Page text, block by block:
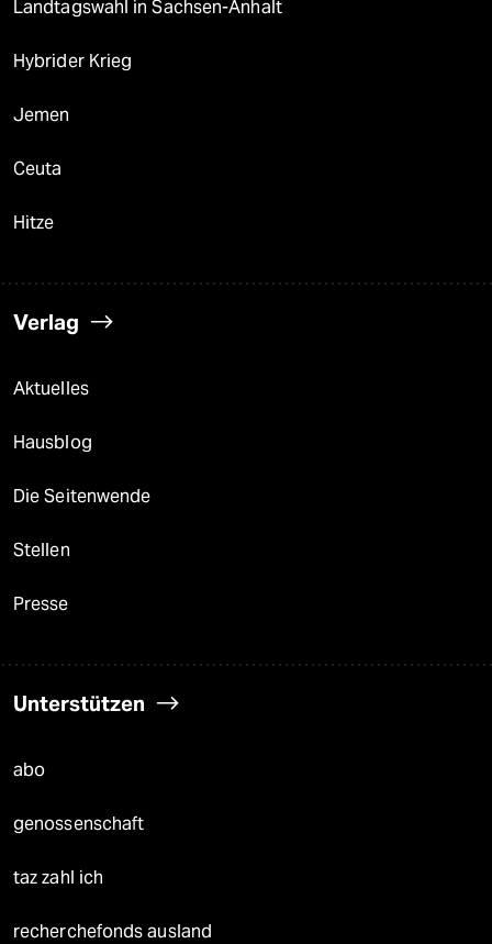
Landtagswahl in Sachsen-Anhalt
Hybrider Krieg
Jemen
Ceuta
Hitze
Verlag
Aktuelles
Hausblog
Die Seitenwende
Stellen
Presse
Unterstützen
abo
genossenschaft
taz zahl ich
recherchefonds ausland